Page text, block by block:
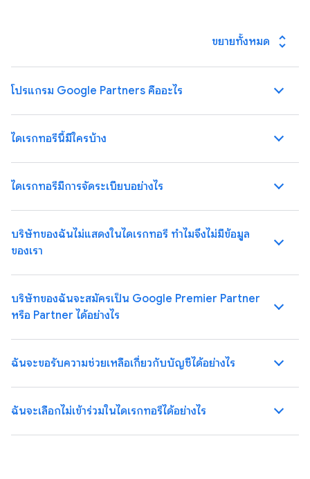
ขยายทั้งหมด unfold_more
โปรแกรม Google Partners คืออะไร
ไดเรกทอรีนี้มีใครบ้าง
ไดเรกทอรีมีการจัดระเบียบอย่างไร
บริษัทของฉันไม่แสดงในไดเรกทอรี ทําไมจึงไม่มีข้อมูล
ของเรา
บริษัทของฉันจะสมัครเป็น Google Premier Partner
หรือ Partner ได้อย่างไร
ฉันจะขอรับความช่วยเหลือเกี่ยวกับบัญชีได้อย่างไร
ฉันจะเลือกไม่เข้าร่วมในไดเรกทอรีได้อย่างไร